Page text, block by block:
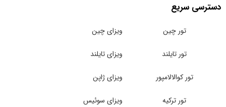
دسترسی سریع
تور چین
تور تایلند
تور کوالالامپور
تور ترکیه
ویزای چین
ویزای تایلند
ویزای ژاپن
ویزای سوئیس